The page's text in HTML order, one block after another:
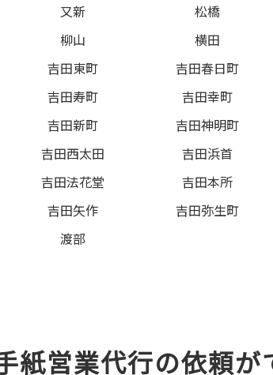
又新 松橋
柳山 横田
吉田東町 吉田春日町
吉田寿町 吉田幸町
吉田新町 吉田神明町
吉田西太田 吉田浜首
吉田法花堂 吉田本所
吉田矢作 吉田弥生町
渡部
紙営業代行の依頼が